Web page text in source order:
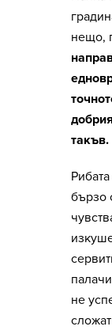
нещо,
такъв.
бързо
не